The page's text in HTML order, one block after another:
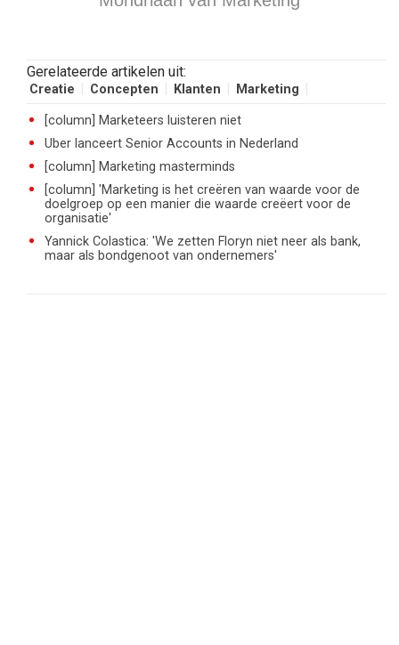
Gerelateerde artikelen uit:
Creatie Concepten Klanten Marketing
[column] Marketeers luisteren niet
Uber lanceert Senior Accounts in Nederland
[column] Marketing masterminds
[column] 'Marketing is het creëren van waarde voor de
doelgroep op een manier die waarde creëert voor de
organisatie'
Yannick Colastica: 'We zetten Floryn niet neer als bank,
maar als bondgenoot van ondernemers'